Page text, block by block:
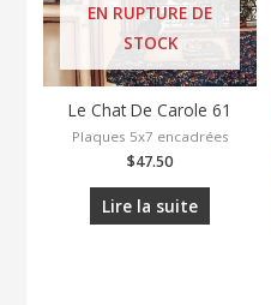
EN RUPTURE DE
STOCK
Le Chat De Carole 61
Plaques 5x7 encadrées
$47.50
Lire la suite